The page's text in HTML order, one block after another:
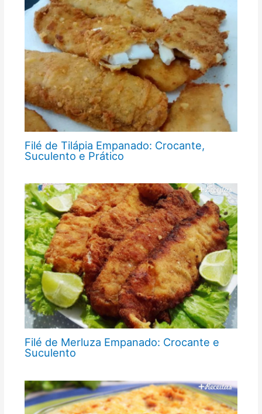
Filé de Tilápia Empanado: Crocante,
Suculento e Prático
Filé de Merluza Empanado: Crocante e
Suculento